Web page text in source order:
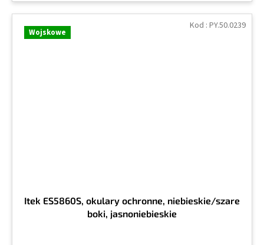
Wojskowe
Itek ES5860S, okulary ochronne, niebieskie/szare
boki, jasnoniebieskie
Kod : PY.50.0239